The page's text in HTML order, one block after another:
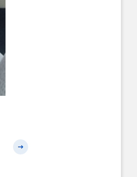
Наступний слайд